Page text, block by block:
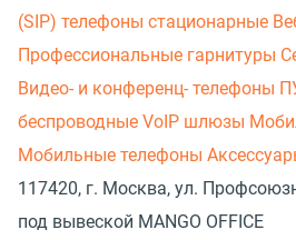
(SIP) телефоны стационарные
Профессиональные гарнитуры
Видео- и конференц- телефоны
беспроводные VoIP шлюзы
Мобильные телефоны
117420, г. Москва, ул.
под вывеской MANGO OFFICE